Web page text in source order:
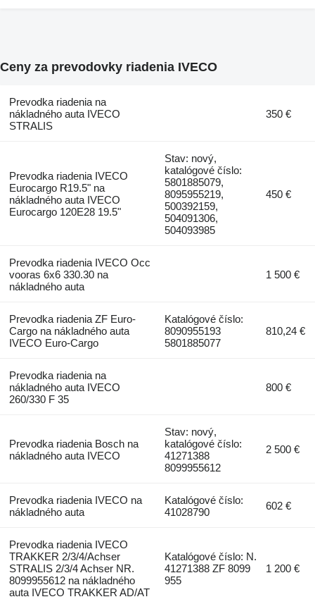
Ceny za prevodovky riadenia IVECO
Prevodka riadenia na
nákladného auta IVECO
STRALIS
350 €
Prevodka riadenia IVECO
Eurocargo R19.5" na
nákladného auta IVECO
Eurocargo 120E28 19.5"
Stav: nový,
katalógové číslo:
5801885079,
8095955219,
500392159,
504091306,
504093985
450 €
Prevodka riadenia IVECO Occ
vooras 6x6 330.30 na
nákladného auta
1 500 €
Prevodka riadenia ZF Euro-
Cargo na nákladného auta
IVECO Euro-Cargo
Katalógové číslo:
8090955193
5801885077
810,24 €
Prevodka riadenia na
nákladného auta IVECO
260/330 F 35
800 €
Prevodka riadenia Bosch na
nákladného auta IVECO
Stav: nový,
katalógové číslo:
41271388
8099955612
2 500 €
Prevodka riadenia IVECO na
nákladného auta
Katalógové číslo:
41028790
602 €
Prevodka riadenia IVECO
TRAKKER 2/3/4/Achser
STRALIS 2/3/4 Achser NR.
8099955612 na nákladného
auta IVECO TRAKKER AD/AT
Katalógové číslo: N.
41271388 ZF 8099
955
1 200 €